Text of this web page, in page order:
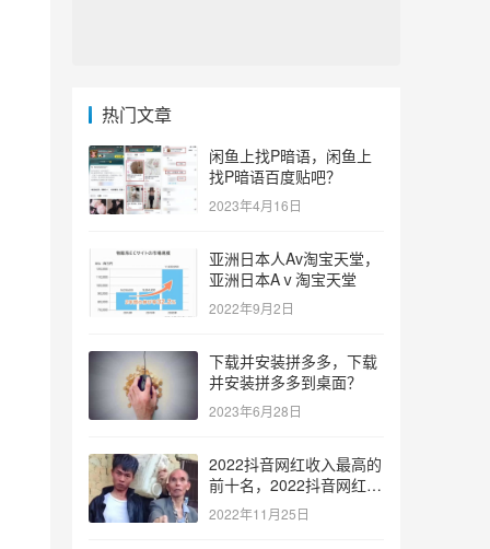
热门文章
闲鱼上找P暗语，闲鱼上
找P暗语百度贴吧？
2023年4月16日
亚洲日本人Av淘宝天堂，
亚洲日本Aⅴ淘宝天堂
2022年9月2日
下载并安装拼多多，下载
并安装拼多多到桌面？
2023年6月28日
2022抖音网红收入最高的
前十名，2022抖音网红收
入最高的前十名有哪些？
2022年11月25日